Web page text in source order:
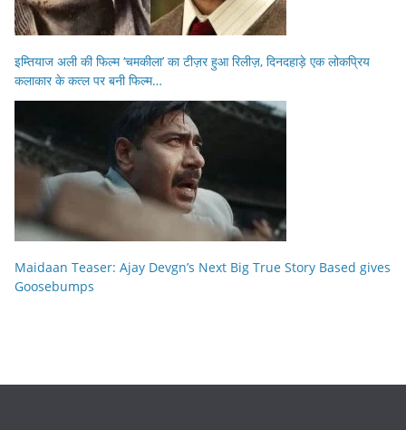
इम्तियाज अली की फिल्म ‘चमकीला’ का टीज़र हुआ रिलीज़, दिनदहाड़े एक लोकप्रिय
कलाकार के कत्ल पर बनी फिल्म…
Maidaan Teaser: Ajay Devgn’s Next Big True Story Based gives
Goosebumps